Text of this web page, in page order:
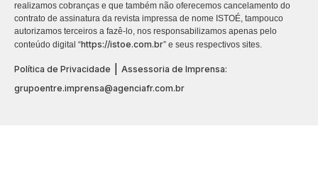
realizamos cobranças e que também não oferecemos cancelamento do
contrato de assinatura da revista impressa de nome ISTOÉ, tampouco
autorizamos terceiros a fazê-lo, nos responsabilizamos apenas pelo
conteúdo digital “https://istoe.com.br” e seus respectivos sites.
Política de Privacidade
Assessoria de Imprensa:
grupoentre.imprensa@agenciafr.com.br